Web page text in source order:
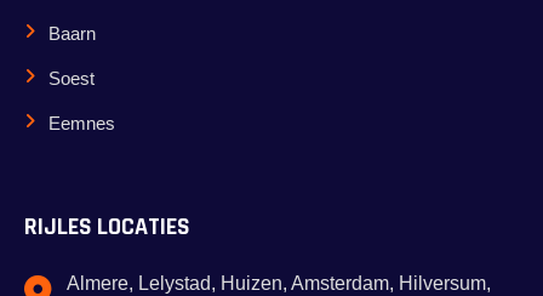
Baarn
Soest
Eemnes
RIJLES LOCATIES
Almere, Lelystad, Huizen, Amsterdam, Hilversum,